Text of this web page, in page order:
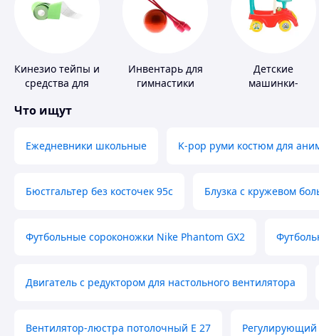
Кинезио тейпы и
средства для
Инвентарь для
гимнастики
Детские
машинки-
Что ищут
Ежедневники школьные K-pop руми костюм для
Бюстгальтер без косточек 95с Блузка с кружевом
Футбольные сороконожки Nike Phantom GX2
Двигатель с редуктором для настольного вентилятора
Вентилятор-люстра потолочный E 27 Регулирующий